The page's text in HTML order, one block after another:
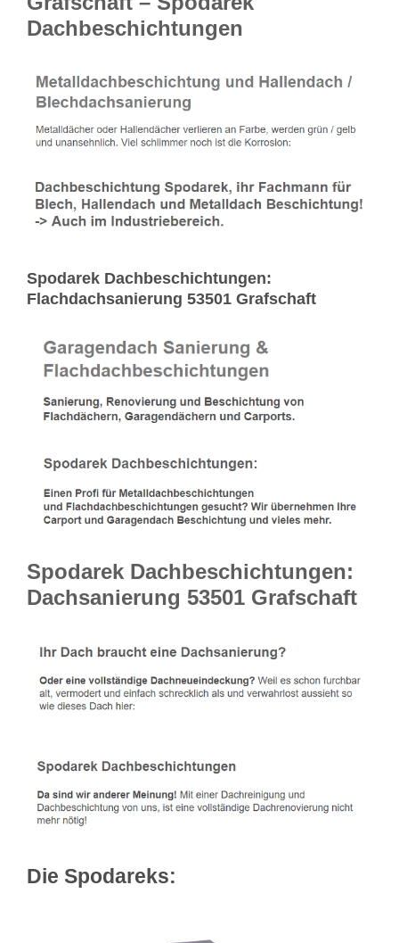
Dachbeschichtungen
Spodarek Dachbeschichtungen:
Flachdachsanierung 53501 Grafschaft
Spodarek Dachbeschichtungen:
Dachsanierung 53501 Grafschaft
Die Spodareks: